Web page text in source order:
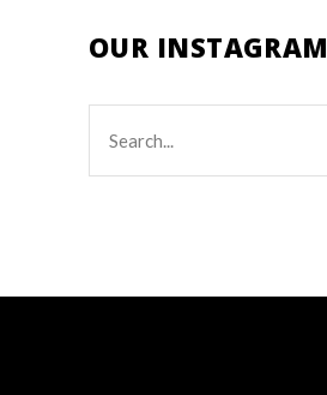
OUR INSTAGRAM
for: